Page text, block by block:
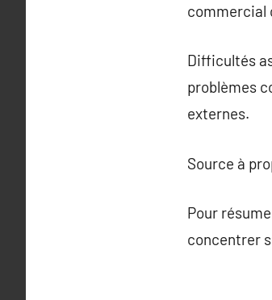
commercial
Difficultés
problèmes
externes.
Source à
Pour
concentrer